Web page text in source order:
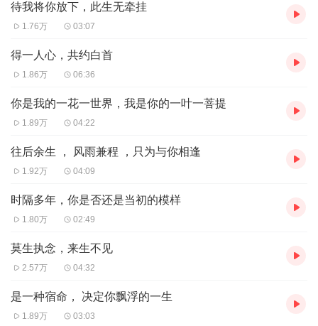
待我将你放下，此生无牵挂
1.76万 03:07
得一人心，共约白首
1.86万 06:36
你是我的一花一世界，我是你的一叶一菩提
1.89万 04:22
往后余生 ， 风雨兼程 ，只为与你相逢
1.92万 04:09
时隔多年，你是否还是当初的模样
1.80万 02:49
莫生执念，来生不见
2.57万 04:32
是一种宿命， 决定你飘浮的一生
1.89万 03:03